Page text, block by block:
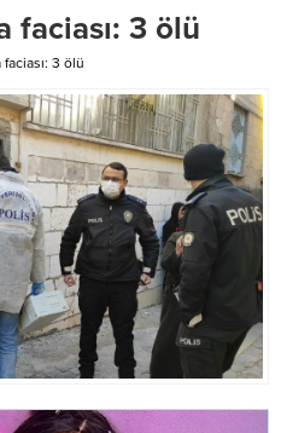
mahalle ayrımı yapmadan yol
yapım ve onarım çalışmalarına
devam ediyor. Belediye Başkanı
başlatılan çalışmalar kapsamında,
Boncuklu Kırsal Mahallesi’nde
stabilize yol çalışmaları...
faciası: 3 ölü
faciası: 3 ölü